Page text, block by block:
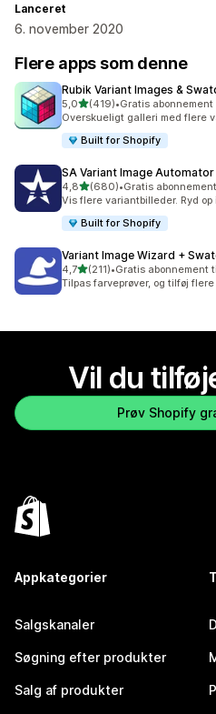
Lanceret
6. november 2020
Flere apps som denne
Rubik Variant Images &
5,0ud af 5 stjerner
(419)
419 anmeldelser i alt
•Gratis
Overskueligt galleri med flere
Built for Shopify
SA Variant Image Automator
4,8ud af 5 stjerner
(680)
680 anmeldelser i alt
•Gratis
Vis flere variantbilleder. Ryd
Built for Shopify
Variant Image Wizard +
4,7ud af 5 stjerner
(211)
211 anmeldelser i alt
•Gratis abonnement
Tilpas farveprøver, og tilføj
Vil du
Prøv Shopify
Appkategorier
Salgskanaler
Søgning efter produkter
Salg af produkter